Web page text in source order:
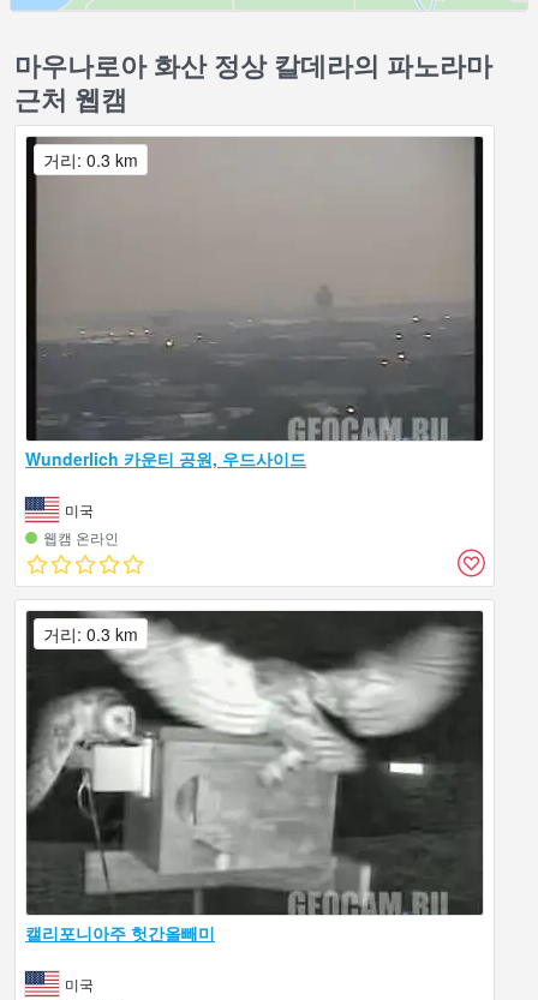
마우나로아 화산 정상 칼데라의 파노라마
근처 웹캠
Wunderlich 카운티 공원, 우드사이드
미국
웹캠 온라인
거리: 0.3 km
캘리포니아주 헛간올빼미
미국
거리: 0.3 km